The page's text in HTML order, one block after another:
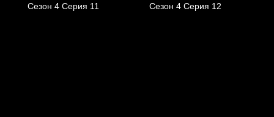
Сезон 4 Серия 11 Сезон 4 Серия 12